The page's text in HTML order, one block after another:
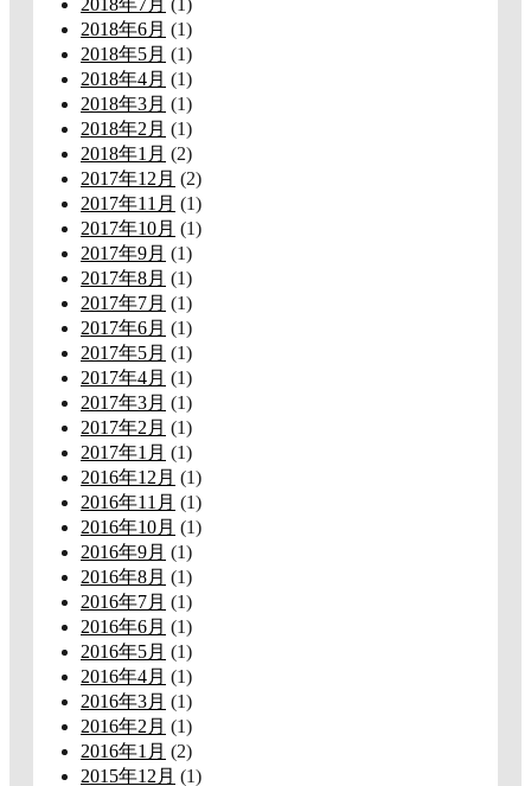
2018年6月 (1)
2018年5月 (1)
2018年4月 (1)
2018年3月 (1)
2018年2月 (1)
2018年1月 (2)
2017年12月 (2)
2017年11月 (1)
2017年10月 (1)
2017年9月 (1)
2017年8月 (1)
2017年7月 (1)
2017年6月 (1)
2017年5月 (1)
2017年4月 (1)
2017年3月 (1)
2017年2月 (1)
2017年1月 (1)
2016年12月 (1)
2016年11月 (1)
2016年10月 (1)
2016年9月 (1)
2016年8月 (1)
2016年7月 (1)
2016年6月 (1)
2016年5月 (1)
2016年4月 (1)
2016年3月 (1)
2016年2月 (1)
2016年1月 (2)
2015年12月 (1)